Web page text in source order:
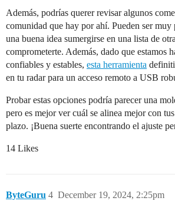
Además, podrías querer revisar algunos
comunidad que hay por ahí. Pueden ser muy
una buena idea sumergirse en una lista de
comprometerte. Además, dado que estamos
confiables y estables, esta herramienta
en tu radar para un acceso remoto a USB
Probar estas opciones podría parecer una
pero es mejor ver cuál se alinea mejor con
plazo. ¡Buena suerte encontrando el ajuste
14 Likes
ByteGuru December 19, 2024, 2:25pm
4